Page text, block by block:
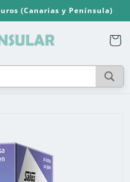
(Canarias y Península)
Carrito